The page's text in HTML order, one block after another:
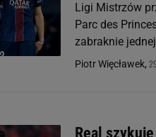
Ligi Mistrzów
Parc des
zabraknie
Piotr Więcławek,
Real